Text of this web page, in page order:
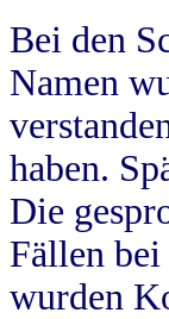
Bei den
Namen
haben.
Die
Fällen
wurden